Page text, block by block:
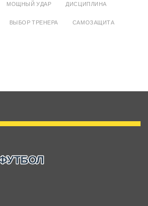
МОЩНЫЙ УДАР ДИСЦИПЛИНА
ВЫБОР ТРЕНЕРА САМОЗАЩИТА